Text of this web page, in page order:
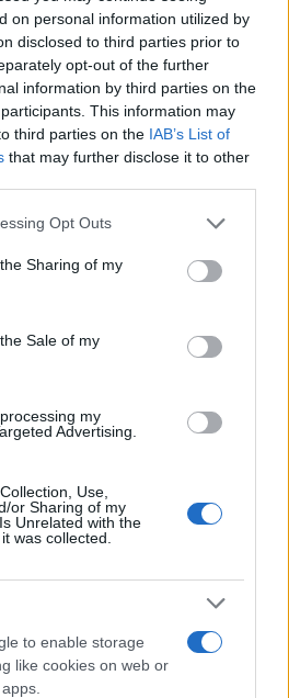
on personal information utilized by
disclosed to third parties prior to
opt-out of the further
information by third parties on the
This information may
third parties on the IAB’s List of
that may further disclose it to other
app uses one or more Google
usage behaviour. You may click to
and its third-party tags to
purposes in below Google
Opt Outs
Sharing of my
Sale of my
my
Advertising.
Use,
or Sharing of my
Unrelated with the
was collected.
to enable storage
like cookies on web or
σηκώνονται.
χιλιάδες χρόνια το ανθρώπινο
στις τρίχες να παγιδεύουν
το σώμα από το
κάθε κινδύνου
της. Περισσότερα στο video